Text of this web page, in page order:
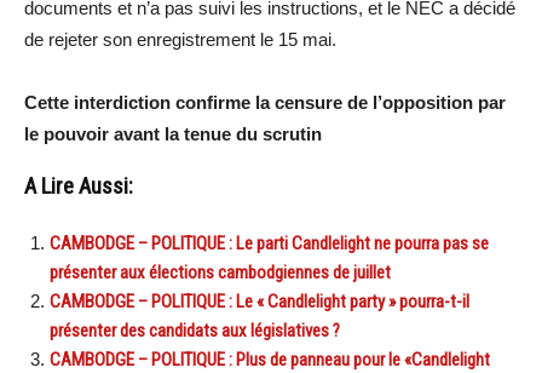
documents et n’a pas suivi les instructions, et le NEC a décidé
de rejeter son enregistrement le 15 mai.
Cette interdiction confirme la censure de l’opposition par
le pouvoir avant la tenue du scrutin
A Lire Aussi:
CAMBODGE – POLITIQUE : Le parti Candlelight ne pourra pas se
présenter aux élections cambodgiennes de juillet
CAMBODGE – POLITIQUE : Le « Candlelight party » pourra-t-il
présenter des candidats aux législatives ?
CAMBODGE – POLITIQUE : Plus de panneau pour le «Candlelight